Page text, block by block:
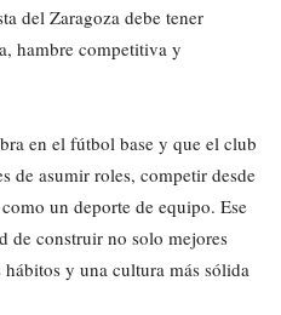
del Zaragoza debe tener
hambre competitiva y
en el fútbol base y que el club
de asumir roles, competir desde
un deporte de equipo. Ese
de construir no solo mejores
y una cultura más sólida